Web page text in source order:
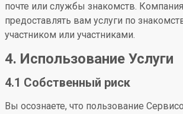
почте или службы знакомств.
предоставлять вам услуги по
участником или участниками.
4. Использование Услуги
4.1 Собственный риск
Вы осознаете, что пользование